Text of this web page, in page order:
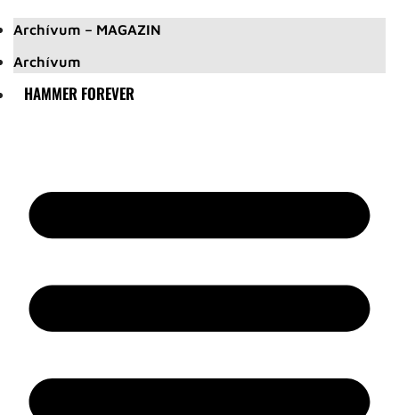
Archívum – MAGAZIN
Archívum
HAMMER FOREVER